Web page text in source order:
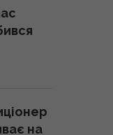
млн
на